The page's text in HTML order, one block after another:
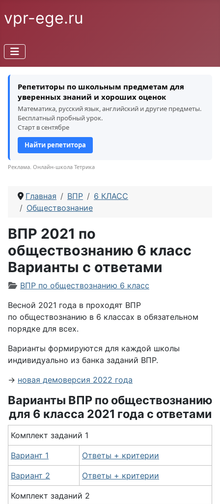
vpr-ege.ru
Репетиторы по школьным предметам для
уверенных знаний и хороших оценок
Математика, русский язык, английский и другие предметы.
Бесплатный пробный урок.
Старт в сентябре
Найти репетитора
Реклама. Онлайн-школа Тетрика
Главная ВПР
6 КЛАСС
Обществознание
ВПР 2021 по
обществознанию 6 класс
Варианты с ответами
Информация о материале
ВПР по обществознанию 6 класс
Весной 2021 года в проходят ВПР
по обществознанию в 6 классах в обязательном
порядке для всех.
Варианты формируются для каждой школы
индивидуально из банка заданий ВПР.
→ новая демоверсия 2022 года
Варианты ВПР по обществознанию
для 6 класса 2021 года с ответами
Комплект заданий 1
Вариант 1 Ответы + критерии
Вариант 2 Ответы + критерии
Комплект заданий 2